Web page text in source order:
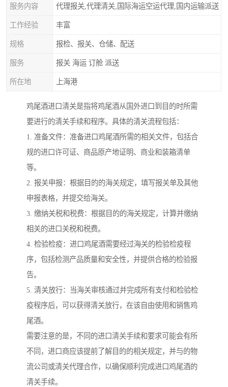
服务内容 代理报关,代理清关,国际海运空运代理,国内运输派送
工作经验 丰富
规格 报检、报关、仓储、配送
服务 报关 海运 订舱 派送
所在地 上海港
鸡尾酒进口清关是指将鸡尾酒从国外进口到目的时所需
要进行的清关手续和程序。具体的清关流程包括：
1. 准备文件：准备进口鸡尾酒所需的相关文件，包括合
规的进口许可证、商品原产地证明、商业和装箱清单
等。
2. 报关申报：根据目的的海关规定，填写报关单及其他
申报表格，并提交给海关。
3. 缴纳关税和税费：根据目的的海关规定，计算并缴纳
相关的进口关税和税费。
4. 检验检疫：进口鸡尾酒需要经过海关的检验检疫程
序，包括检测产品质量和安全性，并提供合格的检验报
告。
5. 清关放行：当海关审核通过并完成所有支付和检验检
疫程序后，可以获得清关放行，在该自由使用和销售鸡
尾酒。
需要注意的是，不同的进口清关手续和要求可能会有所
不同，进口商应该提前了解目的的相关规定，并与的物
流公司或清关代理合作，以确保顺利完成进口鸡尾酒的
清关手续。